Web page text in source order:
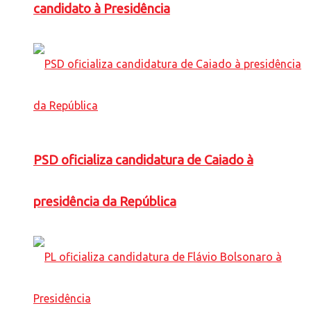
candidato à Presidência
PSD oficializa candidatura de Caiado à
presidência da República